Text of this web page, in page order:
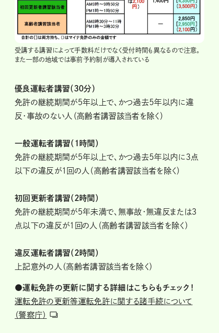
受講する講習によって手数料だけでなく受付時間も異なるので注意。
また一部の地域では事前予約制が導入されている
優良運転者講習（30分）
免許の継続期間が5年以上で、かつ過去5年以内に違
反・事故のない人（高齢者講習該当者を除く）
一般運転者講習（1時間）
免許の継続期間が5年以上で、かつ過去5年以内に3点
以下の違反が1回の人（高齢者講習該当者を除く）
初回更新者講習（2時間）
免許の継続期間が5年未満で、無事故・無違反または3
点以下の違反が1回の人（高齢者講習該当者を除く）
違反運転者講習（2時間）
上記意外の人（高齢者講習該当者を除く）
●運転免許の更新に関する詳細はこちらもチェック！
運転免許の更新等運転免許に関する諸手続について
（警察庁）